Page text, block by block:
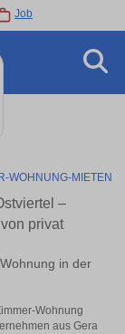
Job
WOHNUNG-MIETEN
–
privat
in der
Wohnung
aus Gera